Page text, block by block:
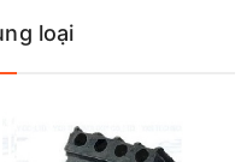
loại